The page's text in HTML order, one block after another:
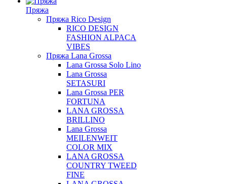
Пряжа
Пряжа Rico Design
RICO DESIGN
FASHION ALPACA
VIBES
Пряжа Lana Grossa
Lana Grossa Solo Lino
Lana Grossa
SETASURI
Lana Grossa PER
FORTUNA
LANA GROSSA
BRILLINO
Lana Grossa
MEILENWEIT
COLOR MIX
LANA GROSSA
COUNTRY TWEED
FINE